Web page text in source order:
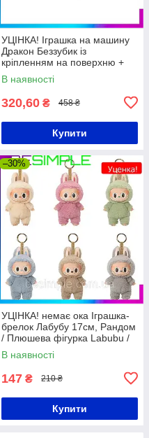
УЦІНКА! Іграшка на машину
Дракон Беззубик із
кріпленням на поверхню +
для підвішування / М'яка
іграшка з присоскою
В наявності
320,60 ₴ 458 ₴
Купити
–30%
УЦІНКА! немає ока Іграшка-
брелок Лабубу 17см, Рандом
/ Плюшева фігурка Labubu /
М'яка іграшка сюрприз
лабубу
В наявності
147 ₴ 210 ₴
Купити